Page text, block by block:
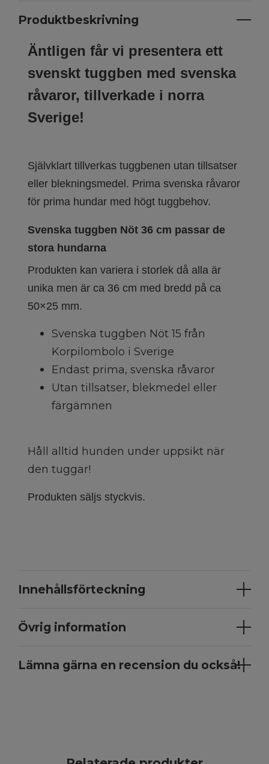
Produktbeskrivning
Äntligen får vi presentera ett
svenskt tuggben med svenska
råvaror, tillverkade i norra
Sverige!
Självklart tillverkas tuggbenen utan tillsatser
eller blekningsmedel. Prima svenska råvaror
för prima hundar med högt tuggbehov.
Svenska tuggben Nöt 36 cm passar de
stora hundarna
Produkten kan variera i storlek då alla är
unika men är ca 36 cm med bredd på ca
50×25 mm.
Svenska tuggben Nöt 15 från
Korpilombolo i Sverige
Endast prima, svenska råvaror
Utan tillsatser, blekmedel eller
färgämnen
Håll alltid hunden under uppsikt när
den tuggar!
Produkten säljs styckvis.
Innehållsförteckning
Övrig information
Lämna gärna en recension du också!